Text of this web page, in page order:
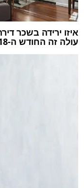
‏איזו ירידה בשכר
עולה זה החודש ה-18 ברציפות ל-4,095 דולר‏